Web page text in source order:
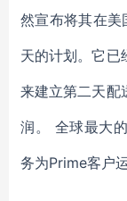
然宣布将其在美
天的计划。它已
来建立第二天配
润。 全球最大
务为Prime客户